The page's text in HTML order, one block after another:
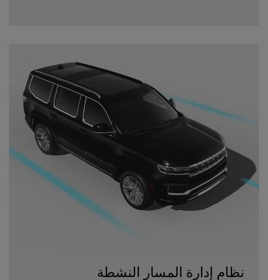
نظام إدارة المسار النشطة